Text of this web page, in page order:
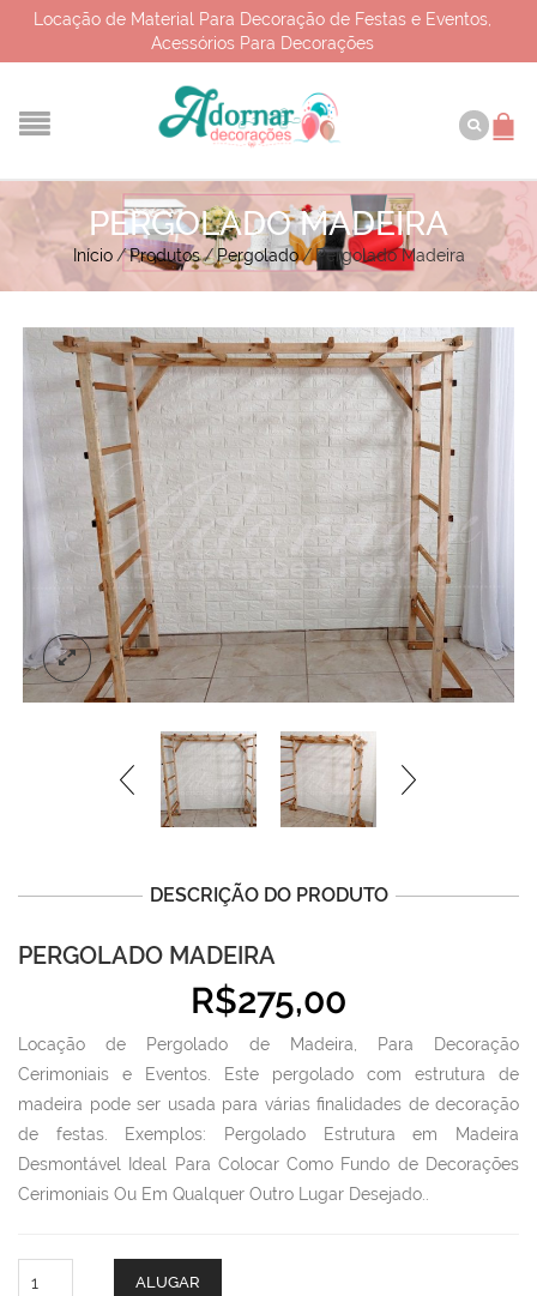
Locação de Material Para Decoração de Festas e Eventos,
Acessórios Para Decorações
PERGOLADO MADEIRA
Início /Produtos/ Pergolado/Pergolado Madeira
DESCRIÇÃO DO PRODUTO
PERGOLADO MADEIRA
R$275,00
Locação de Pergolado de Madeira, Para Decoração
Cerimoniais e Eventos. Este pergolado com estrutura de
madeira pode ser usada para várias finalidades de decoração
de festas. Exemplos: Pergolado Estrutura em Madeira
Desmontável Ideal Para Colocar Como Fundo de Decorações
Cerimoniais Ou Em Qualquer Outro Lugar Desejado..
ALUGAR